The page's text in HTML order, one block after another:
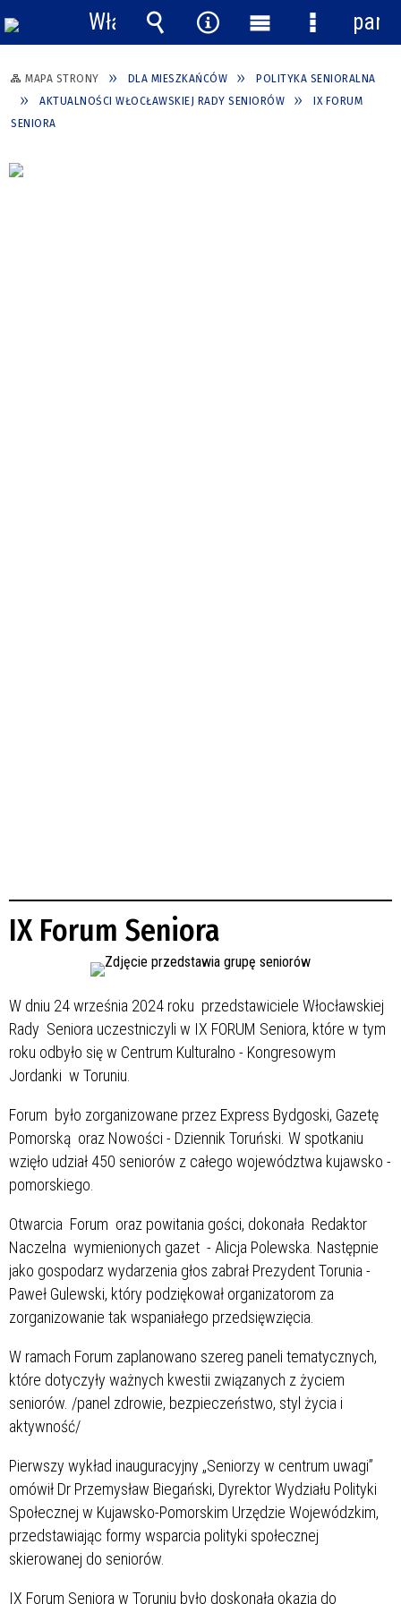
MAPA STRONY DLA MIESZKAŃCÓW
POLITYKA SENIORALNA
AKTUALNOŚCI WŁOCŁAWSKIEJ RADY SENIORÓW
IX FORUM
SENIORA
IX Forum Seniora
W dniu 24 września 2024 roku przedstawiciele Włocławskiej
Rady Seniora uczestniczyli w IX FORUM Seniora, które w tym
roku odbyło się w Centrum Kulturalno - Kongresowym
Jordanki w Toruniu.
Forum było zorganizowane przez Express Bydgoski, Gazetę
Pomorską oraz Nowości - Dziennik Toruński. W spotkaniu
wzięło udział 450 seniorów z całego województwa kujawsko -
pomorskiego.
Otwarcia Forum oraz powitania gości, dokonała Redaktor
Naczelna wymienionych gazet - Alicja Polewska. Następnie
jako gospodarz wydarzenia głos zabrał Prezydent Torunia -
Paweł Gulewski, który podziękował organizatorom za
zorganizowanie tak wspaniałego przedsięwzięcia.
W ramach Forum zaplanowano szereg paneli tematycznych,
które dotyczyły ważnych kwestii związanych z życiem
seniorów. /panel zdrowie, bezpieczeństwo, styl życia i
aktywność/
Pierwszy wykład inauguracyjny „Seniorzy w centrum uwagi”
omówił Dr Przemysław Biegański, Dyrektor Wydziału Polityki
Społecznej w Kujawsko-Pomorskim Urzędzie Wojewódzkim,
przedstawiając formy wsparcia polityki społecznej
skierowanej do seniorów.
IX Forum Seniora w Toruniu było doskonałą okazją do
Włącz
powiadomienia
Wyszukiwarka
Narzędzia
Menu
główne
Menu
panel